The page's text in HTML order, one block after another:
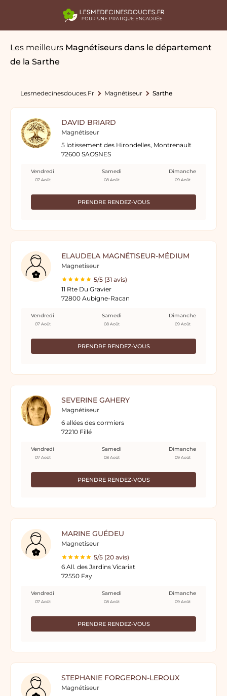
Les meilleurs Magnétiseurs dans le département
de la Sarthe
Lesmedecinesdouces.fr Magnétiseur Sarthe
DAVID BRIARD
Magnétiseur
5 lotissement des Hirondelles, Montrenault
72600 SAOSNES
PRENDRE RENDEZ-VOUS
Vendredi
07 Août
Samedi
08 Août
Dimanche
09 Août
ELAUDELA MAGNÉTISEUR-MÉDIUM
Magnetiseur
5/5 (31 avis)
11 Rte Du Gravier
72800 Aubigne-Racan
PRENDRE RENDEZ-VOUS
Vendredi
07 Août
Samedi
08 Août
Dimanche
09 Août
SEVERINE GAHERY
Magnétiseur
6 allées des cormiers
72210 Fillé
PRENDRE RENDEZ-VOUS
Vendredi
07 Août
Samedi
08 Août
Dimanche
09 Août
MARINE GUÉDEU
Magnetiseur
5/5 (20 avis)
6 All. des Jardins Vicariat
72550 Fay
PRENDRE RENDEZ-VOUS
Vendredi
07 Août
Samedi
08 Août
Dimanche
09 Août
STEPHANIE FORGERON-LEROUX
Magnétiseur